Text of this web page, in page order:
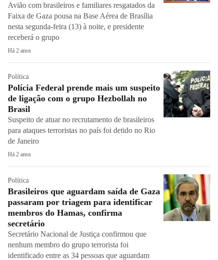
Avião com brasileiros e familiares resgatados da
Faixa de Gaza pousa na Base Aérea de Brasília
nesta segunda-feira (13) à noite, e presidente
receberá o grupo
Há 2 anos
Política
Polícia Federal prende mais um suspeito
de ligação com o grupo Hezbollah no
Brasil
Suspeito de atuar no recrutamento de brasileiros
para ataques terroristas no país foi detido no Rio
de Janeiro
Há 2 anos
Política
Brasileiros que aguardam saída de Gaza
passaram por triagem para identificar
membros do Hamas, confirma
secretário
Secretário Nacional de Justiça confirmou que
nenhum membro do grupo terrorista foi
identificado entre as 34 pessoas que aguardam